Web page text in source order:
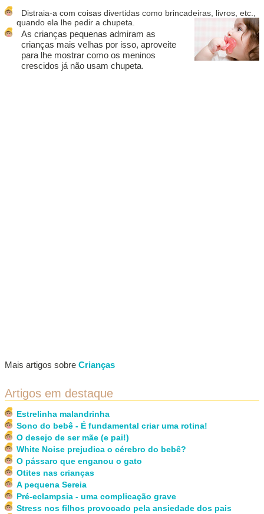
Distraia-a com coisas divertidas como brincadeiras, livros, etc.,
quando ela lhe pedir a chupeta.
As crianças pequenas admiram as
crianças mais velhas por isso, aproveite
para lhe mostrar como os meninos
crescidos já não usam chupeta.
Mais artigos sobre Crianças
Artigos em destaque
Estrelinha malandrinha
Sono do bebê - É fundamental criar uma rotina!
O desejo de ser mãe (e pai!)
White Noise prejudica o cérebro do bebê?
O pássaro que enganou o gato
Otites nas crianças
A pequena Sereia
Pré-eclampsia - uma complicação grave
Stress nos filhos provocado pela ansiedade dos pais